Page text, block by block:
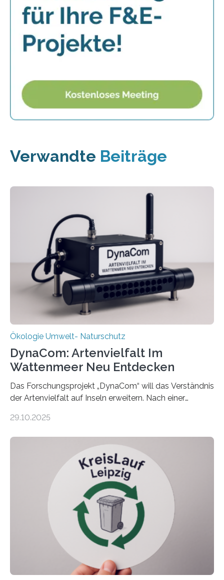
Verwandte Beiträge
Ökologie Umwelt- Naturschutz
DynaCom: Artenvielfalt Im
Wattenmeer Neu Entdecken
Das Forschungsprojekt „DynaCom“ will das Verständnis
der Artenvielfalt auf Inseln erweitern. Nach einer
Beobachtungen im Wattenmeer ist nun eine große
Oldenburg befassen sich insbesondere damit, wie ein
Ökosystem gedeiht – und wie sich dieser Prozess
verlässlich prognostizieren lässt. Grünes Licht für
„DynaCom“: Die Deutsche Forschungsgemeinschaft
(DFG) fördert das Anfang 2019 gestartete
Forschungsprojekt an der Universität Oldenburg für
zwei weitere Jahre mit rund 1,2 Millionen Euro. „Wir
freuen uns sehr über…
29.10.2025